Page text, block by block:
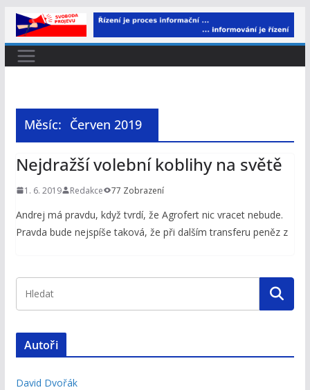
Přeskočit
na
obsah
Měsíc: Červen 2019
Nejdražší volební koblihy na světě
1. 6. 2019 Redakce 77 Zobrazení
Andrej má pravdu, když tvrdí, že Agrofert nic vracet nebude.
Pravda bude nejspíše taková, že při dalším transferu peněz z
Autoři
David Dvořák